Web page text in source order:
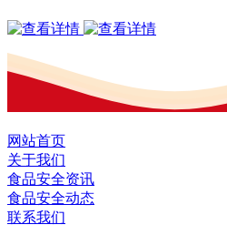
网站首页
关于我们
食品安全资讯
食品安全动态
联系我们